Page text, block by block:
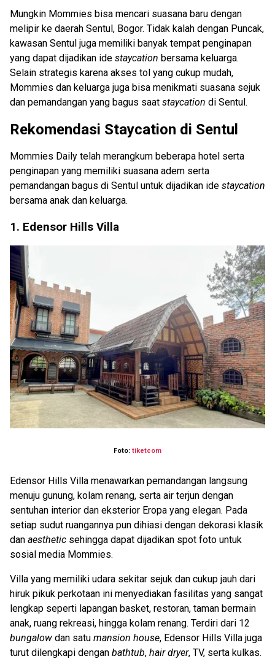
Mungkin Mommies bisa mencari suasana baru dengan
melipir ke daerah Sentul, Bogor. Tidak kalah dengan Puncak,
kawasan Sentul juga memiliki banyak tempat penginapan
yang dapat dijadikan ide staycation bersama keluarga.
Selain strategis karena akses tol yang cukup mudah,
Mommies dan keluarga juga bisa menikmati suasana sejuk
dan pemandangan yang bagus saat staycation di Sentul.
Rekomendasi Staycation di Sentul
Mommies Daily telah merangkum beberapa hotel serta
penginapan yang memiliki suasana adem serta
pemandangan bagus di Sentul untuk dijadikan ide staycation
bersama anak dan keluarga.
1. Edensor Hills Villa
Foto: tiketcom
Edensor Hills Villa menawarkan pemandangan langsung
menuju gunung, kolam renang, serta air terjun dengan
sentuhan interior dan eksterior Eropa yang elegan. Pada
setiap sudut ruangannya pun dihiasi dengan dekorasi klasik
dan aesthetic sehingga dapat dijadikan spot foto untuk
sosial media Mommies.
Villa yang memiliki udara sekitar sejuk dan cukup jauh dari
hiruk pikuk perkotaan ini menyediakan fasilitas yang sangat
lengkap seperti lapangan basket, restoran, taman bermain
anak, ruang rekreasi, hingga kolam renang. Terdiri dari 12
bungalow dan satu mansion house, Edensor Hills Villa juga
turut dilengkapi dengan bathtub, hair dryer, TV, serta kulkas.